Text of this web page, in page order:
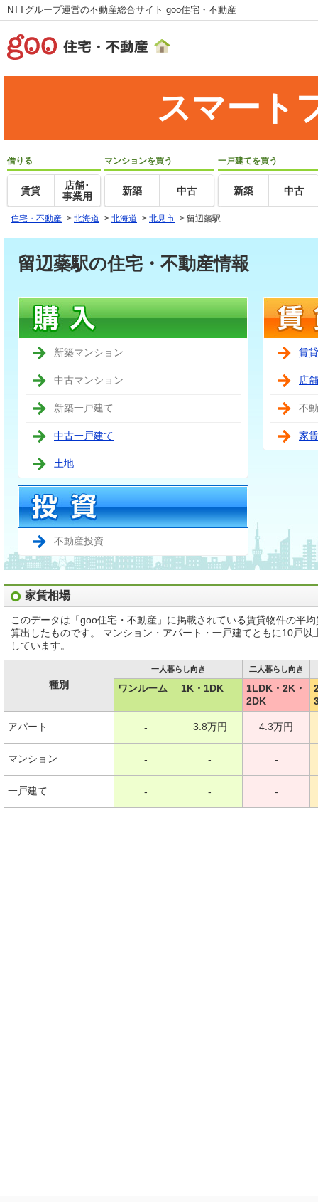
NTTグループ運営の不動産総合サイト goo住宅・不動産
スマート
借りる
賃貸
店舗･
事業用
マンションを買う
新築 中古
一戸建てを買う
新築 中古
住宅・不動産 > 北海道 > 北海道 > 北見市 > 留辺蘂駅
留辺蘂駅の住宅・不動産情報
新築マンション
中古マンション
新築一戸建て
中古一戸建て
土地
不動産投資
賃
店
不
家
家賃相場
このデータは「goo住宅・不動産」に掲載されている賃貸物件の平
算出したものです。 マンション・アパート・一戸建てともに10戸
しています。
種別
一人暮らし向き 二人暮らし向き
ワンルーム 1K・1DK
1LDK・2K・
2DK
アパート - 3.8万円 4.3万円
マンション - - -
一戸建て - - -